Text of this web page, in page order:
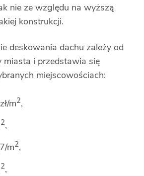
nie ze względu na wyższą
konstrukcji.
deskowania dachu zależy od
i przedstawia się
miejscowościach:
m2,
2,
m2,
2,